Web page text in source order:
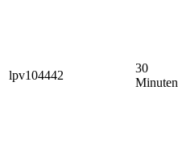
lpv104442
30
Minuten